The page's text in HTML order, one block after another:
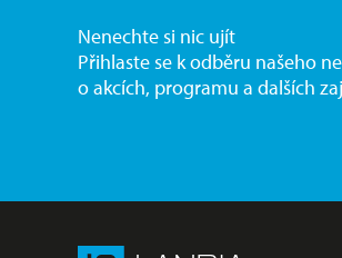
Nenechte si nic ujít
Přihlaste se k odběru našeho
o akcích, programu a dalších